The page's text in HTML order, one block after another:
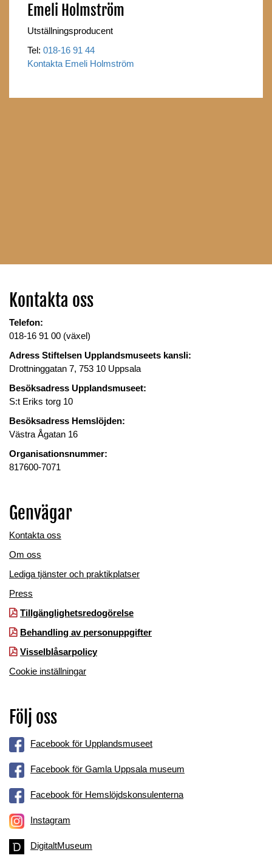
Emeli Holmström
Utställningsproducent
Tel: 018-16 91 44
Kontakta Emeli Holmström
Kontakta oss
Telefon:
018-16 91 00 (växel)
Adress Stiftelsen Upplandsmuseets kansli:
Drottninggatan 7, 753 10 Uppsala
Besöksadress Upplandsmuseet:
S:t Eriks torg 10
Besöksadress Hemslöjden:
Västra Ågatan 16
Organisationsnummer:
817600-7071
Genvägar
Kontakta oss
Om oss
Lediga tjänster och praktikplatser
Press
Tillgänglighetsredogörelse
Behandling av personuppgifter
Visselblåsarpolicy
Cookie inställningar
Följ oss
Facebook för Upplandsmuseet
Facebook för Gamla Uppsala museum
Facebook för Hemslöjdskonsulenterna
Instagram
DigitaltMuseum